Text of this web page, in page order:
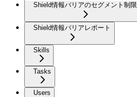
Shield情報バリアのセグメント制限
Shield情報バリアレポート
Skills
Tasks
Users